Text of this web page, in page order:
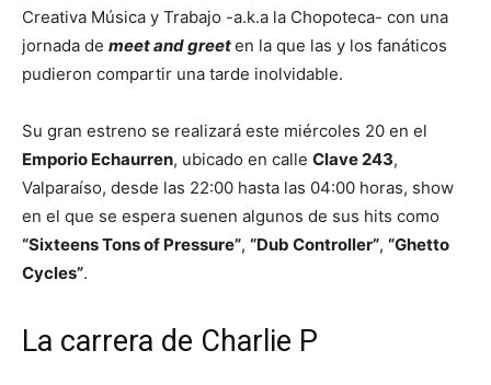
Creativa Música y Trabajo -a.k.a la Chopoteca- con una
jornada de meet and greeten la que las y los fanáticos
pudieron compartir una tarde inolvidable.
Su gran estreno se realizará este miércoles 20 en el
Emporio Echaurren, ubicado en calle Clave 243,
Valparaíso, desde las 22:00 hasta las 04:00 horas, show
en el que se espera suenen algunos de sus hits como
“Sixteens Tons of Pressure”, “Dub Controller”, “Ghetto
Cycles”.
La carrera de Charlie P